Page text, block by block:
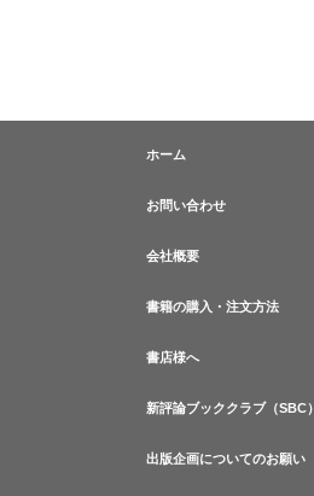
ホーム
お問い合わせ
会社概要
書籍の購入・注文方法
書店様へ
新評論ブッククラブ（SBC）
出版企画についてのお願い